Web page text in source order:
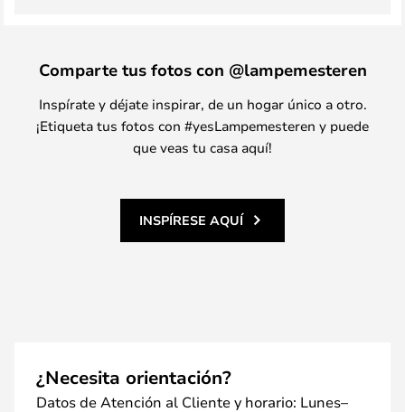
Comparte tus fotos con @lampemesteren
Inspírate y déjate inspirar, de un hogar único a otro.
¡Etiqueta tus fotos con #yesLampemesteren y puede
que veas tu casa aquí!
INSPÍRESE AQUÍ
¿Necesita orientación?
Datos de Atención al Cliente y horario: Lunes–